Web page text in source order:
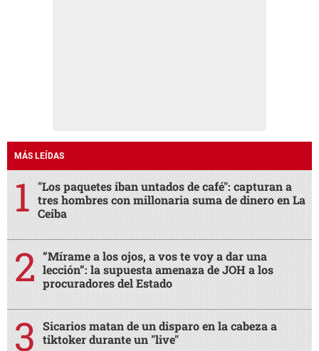
MÁS LEÍDAS
"Los paquetes iban untados de café": capturan a
tres hombres con millonaria suma de dinero en La
Ceiba
“Mírame a los ojos, a vos te voy a dar una
lección”: la supuesta amenaza de JOH a los
procuradores del Estado
Sicarios matan de un disparo en la cabeza a
tiktoker durante un "live"